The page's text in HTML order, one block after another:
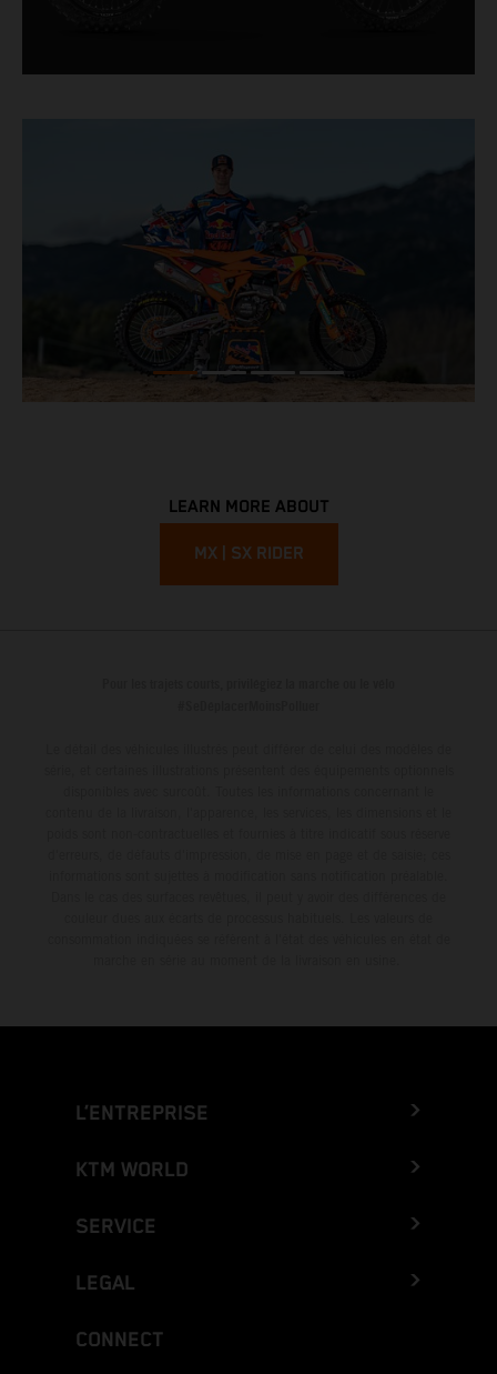
LEARN MORE ABOUT
MX | SX RIDER
L’ENTREPRISE
KTM WORLD
SERVICE
LEGAL
CONNECT